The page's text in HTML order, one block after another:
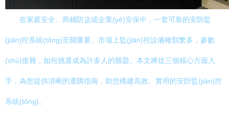
在家庭安全、商鋪防盜或企業(yè)安保中，一套可靠的安防監
(jiān)控系統(tǒng)至關重要。市場上監(jiān)控設備種類繁多，參數
(shù)復雜，如何挑選成為許多人的難題。本文將從三個核心方面入
手，為您提供清晰的選購指南，助您構建高效、實用的安防監(jiān)控
系統(tǒng)。